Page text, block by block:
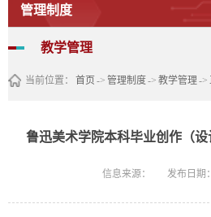
管理制度
教学管理
当前位置： 首页 -> 管理制度-> 教学管理 ->
鲁迅美术学院本科毕业创作（设
信息来源： 发布日期